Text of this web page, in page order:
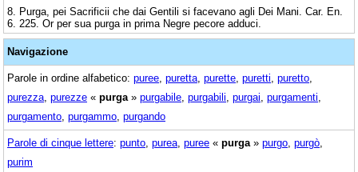
8. Purga, pei Sacrificii che dai Gentili si facevano agli Dei Mani. Car. En.
6. 225. Or per sua purga in prima Negre pecore adduci.
Navigazione
Parole in ordine alfabetico: puree puretta purette puretti puretto
purezza purezze « purga » purgabile purgabili purgai purgamenti
purgamento purgammo purgando
Parole di cinque lettere: punto purea puree « purga » purgo purgò
purim